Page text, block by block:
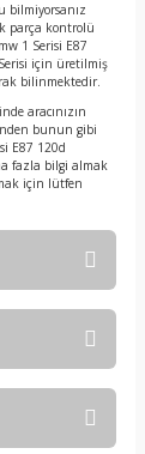
bilmiyorsanız
parça kontrolü
1 Serisi E87
için üretilmiş
bilinmektedir.
aracınızın
bunun gibi
E87 120d
fazla bilgi almak
için lütfen